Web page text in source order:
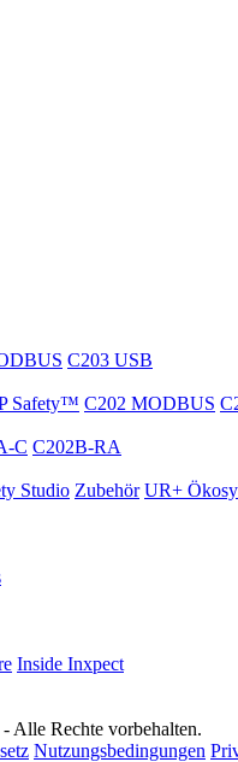
C203 USB
Safety™ C202 MODBUS
C C202B-RA
Studio Zubehör UR+
Inside Inxpect
Alle Rechte vorbehalten.
Nutzungsbedingungen